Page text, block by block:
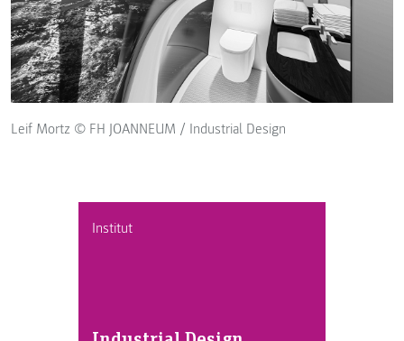
Institut
Leif Mortz © FH JOANNEUM / Industrial Design